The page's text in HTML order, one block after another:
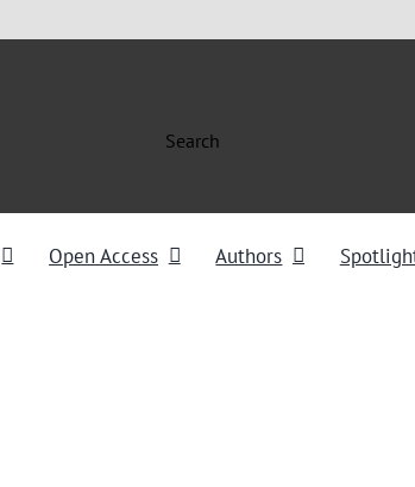
Search
Open Access Authors